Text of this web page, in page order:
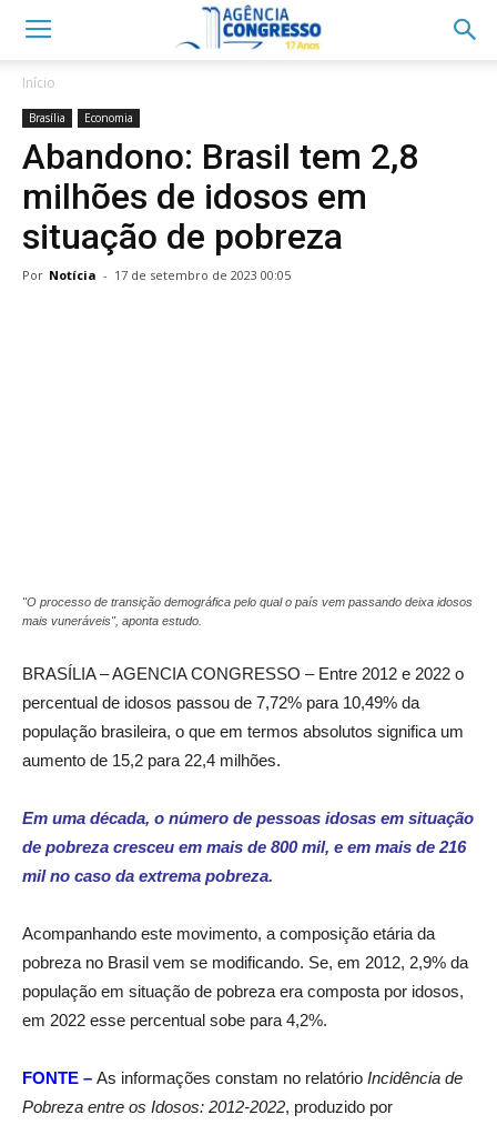
Início
Brasília Economia
Abandono: Brasil tem 2,8
milhões de idosos em
situação de pobreza
Por Notícia - 17 de setembro de 2023 00:05
"O processo de transição demográfica pelo qual o país vem passando deixa idosos
mais vuneráveis", aponta estudo.
BRASÍLIA – AGENCIA CONGRESSO – Entre 2012 e 2022 o
percentual de idosos passou de 7,72% para 10,49% da
população brasileira, o que em termos absolutos significa um
aumento de 15,2 para 22,4 milhões.
Em uma década, o número de pessoas idosas em situação
de pobreza cresceu em mais de 800 mil, e em mais de 216
mil no caso da extrema pobreza.
Acompanhando este movimento, a composição etária da
pobreza no Brasil vem se modificando. Se, em 2012, 2,9% da
população em situação de pobreza era composta por idosos,
em 2022 esse percentual sobe para 4,2%.
FONTE – As informações constam no relatório Incidência de
Pobreza entre os Idosos: 2012-2022, produzido por